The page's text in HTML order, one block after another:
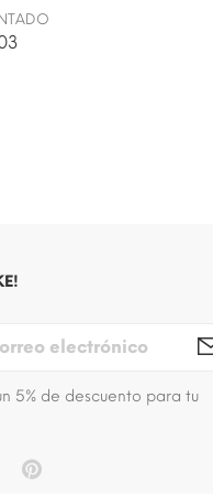
5% de descuento para tu